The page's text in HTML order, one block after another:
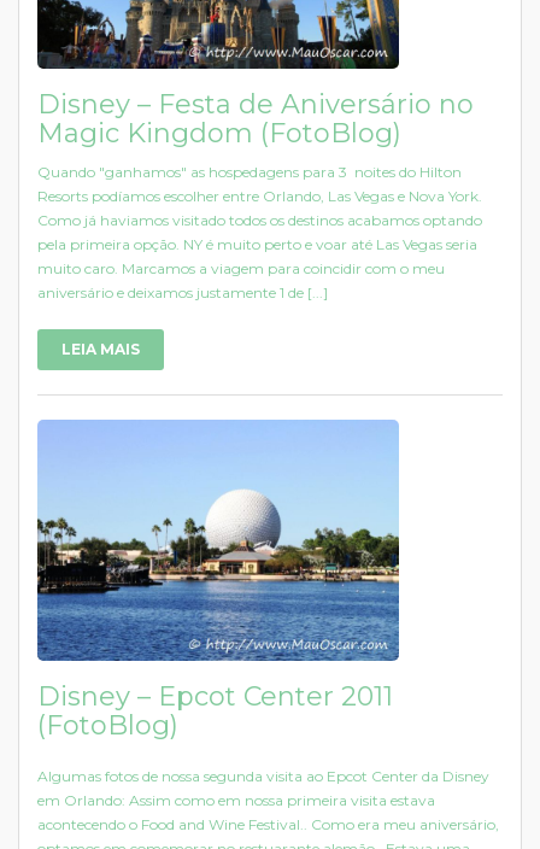
Disney – Festa de Aniversário no
Magic Kingdom (FotoBlog)
Quando "ganhamos" as hospedagens para 3 noites do Hilton
Resorts podíamos escolher entre Orlando, Las Vegas e Nova York.
Como já haviamos visitado todos os destinos acabamos optando
pela primeira opção. NY é muito perto e voar até Las Vegas seria
muito caro. Marcamos a viagem para coincidir com o meu
aniversário e deixamos justamente 1 de [...]
LEIA MAIS
Disney – Epcot Center 2011
(FotoBlog)
Algumas fotos de nossa segunda visita ao Epcot Center da Disney
em Orlando: Assim como em nossa primeira visita estava
acontecendo o Food and Wine Festival.. Como era meu aniversário,